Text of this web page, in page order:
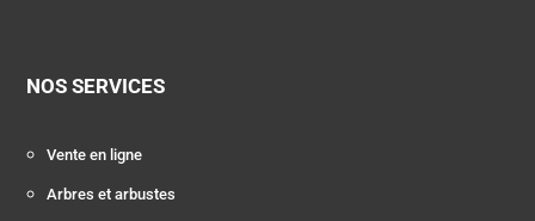
NOS SERVICES
Vente en ligne
Arbres et arbustes